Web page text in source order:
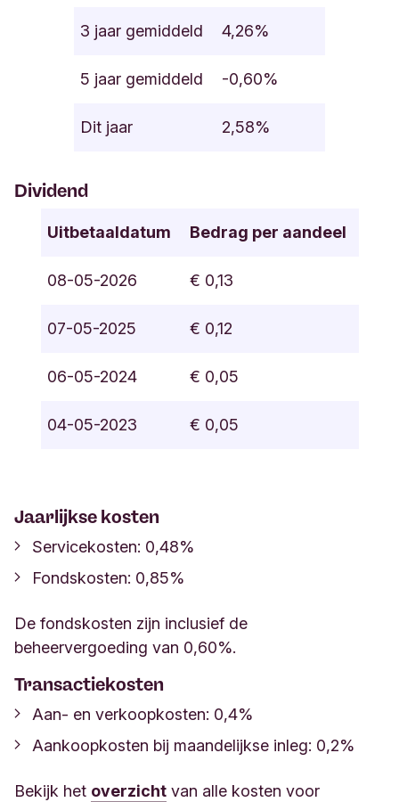
3 jaar gemiddeld 4,26%
5 jaar gemiddeld -0,60%
Dit jaar 2,58%
Dividend
Uitbetaaldatum Bedrag per aandeel
08-05-2026 € 0,13
07-05-2025 € 0,12
06-05-2024 € 0,05
04-05-2023 € 0,05
Jaarlijkse kosten
Servicekosten: 0,48%
Fondskosten: 0,85%
De fondskosten zijn inclusief de
beheervergoeding van 0,60%.
Transactiekosten
Aan- en verkoopkosten: 0,4%
Aankoopkosten bij maandelijkse inleg: 0,2%
Bekijk het overzicht van alle kosten voor